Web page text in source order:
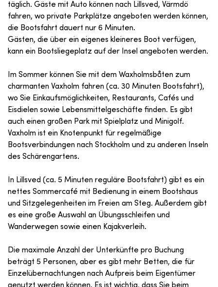
täglich. Gäste mit Auto können nach Lillsved, Värmdö
fahren, wo private Parkplätze angeboten werden können,
die Bootsfahrt dauert nur 6 Minuten.
Gästen, die über ein eigenes kleineres Boot verfügen,
kann ein Bootsliegeplatz auf der Insel angeboten werden.
Im Sommer können Sie mit dem Waxholmsbåten zum
charmanten Vaxholm fahren (ca. 30 Minuten Bootsfahrt),
wo Sie Einkaufsmöglichkeiten, Restaurants, Cafés und
Eisdielen sowie Lebensmittelgeschäfte finden. Es gibt
auch einen großen Park mit Spielplatz und Minigolf.
Vaxholm ist ein Knotenpunkt für regelmäßige
Bootsverbindungen nach Stockholm und zu anderen Inseln
des Schärengartens.
In Lillsved (ca. 5 Minuten reguläre Bootsfahrt) gibt es ein
nettes Sommercafé mit Bedienung in einem Bootshaus
und Sitzgelegenheiten im Freien am Steg. Außerdem gibt
es eine große Auswahl an Übungsschleifen und
Wanderwegen sowie einen Kajakverleih.
Die maximale Anzahl der Unterkünfte pro Buchung
beträgt 5 Personen, aber es gibt mehr Betten, die für
Einzelübernachtungen nach Aufpreis beim Eigentümer
genutzt werden können. Es ist wichtig, dass Sie beim